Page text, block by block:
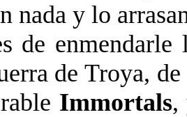
nada y lo
de
de Troya,
Immortals,